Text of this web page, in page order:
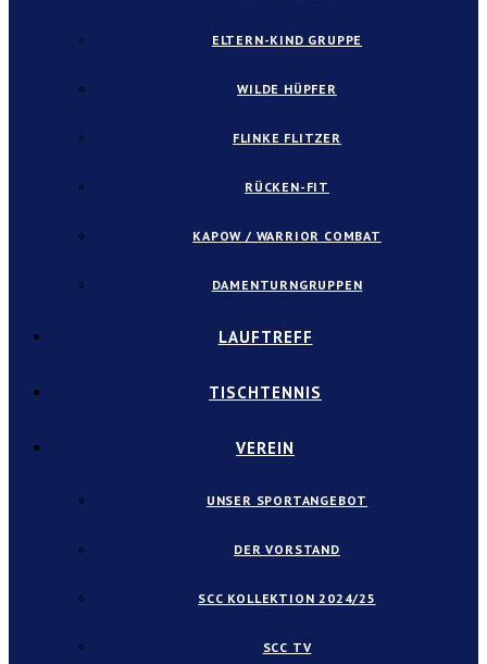
ELTERN-KIND GRUPPE
WILDE HÜPFER
FLINKE FLITZER
RÜCKEN-FIT
KAPOW / WARRIOR COMBAT
DAMENTURNGRUPPEN
LAUFTREFF
TISCHTENNIS
VEREIN
UNSER SPORTANGEBOT
DER VORSTAND
SCC KOLLEKTION 2024/25
SCC TV